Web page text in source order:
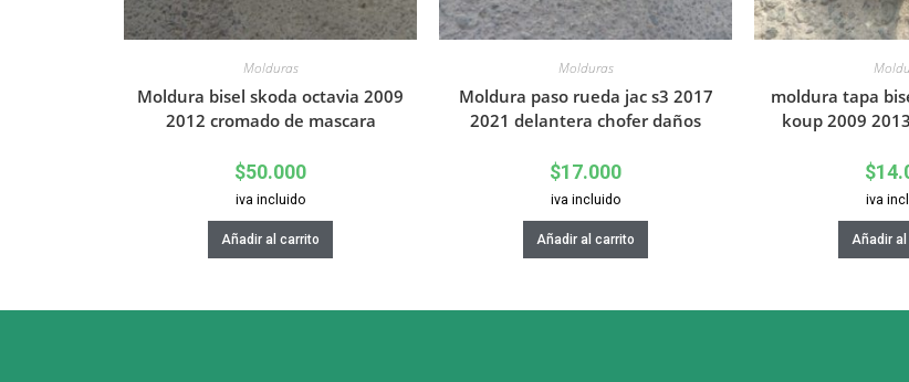
Molduras
Moldura bisel skoda octavia 2009
2012 cromado de mascara
$50.000
iva incluido
Añadir al carrito
Molduras
Moldura paso rueda jac s3 2017
2021 delantera chofer daños
$17.000
iva incluido
Añadir al carrito
moldura tapa
koup 2009
$
iva
Añadir